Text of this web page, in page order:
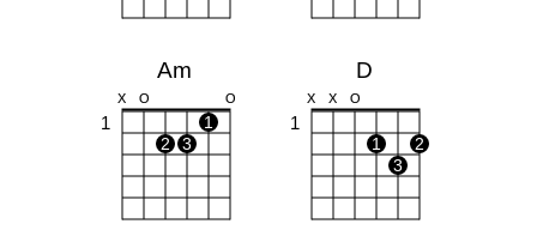
Am
X O O
1
1
2
3
D
X X O
1
1
2
3